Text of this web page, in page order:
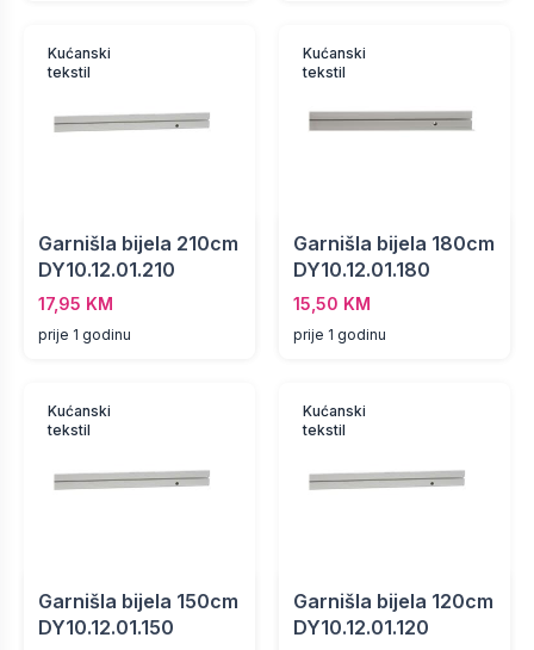
Kućanski
tekstil
Garnišla bijela 210cm
DY10.12.01.210
17,95 KM
prije 1 godinu
Kućanski
tekstil
Garnišla bijela 180cm
DY10.12.01.180
15,50 KM
prije 1 godinu
Kućanski
tekstil
Garnišla bijela 150cm
DY10.12.01.150
Kućanski
tekstil
Garnišla bijela 120cm
DY10.12.01.120